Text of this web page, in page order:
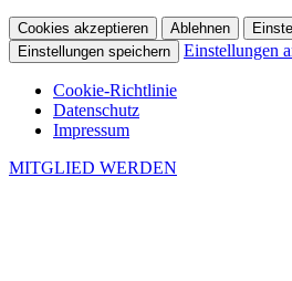
Cookies akzeptieren Ablehnen
Einstellungen speichern
Einstellungen
Cookie-Richtlinie
Datenschutz
Impressum
MITGLIED WERDEN